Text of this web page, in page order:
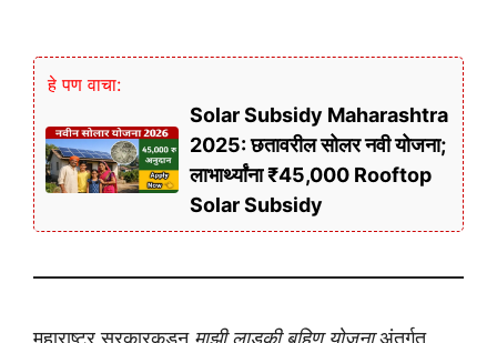
हे पण वाचा:
Solar Subsidy Maharashtra
2025: छतावरील सोलर नवी योजना;
लाभार्थ्यांना ₹45,000 Rooftop
Solar Subsidy
महाराष्ट्र सरकारकडून माझी लाडकी बहिण योजनाअंतर्गत